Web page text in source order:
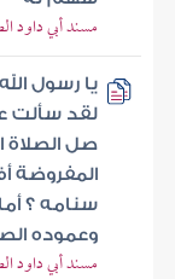
مسند أبي داود
يا رسول
لقد سألت
صل الصلاة
المفروضة
سنامه ؟
وعموده
مسند أبي داود